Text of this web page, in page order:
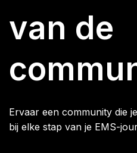
van de
Ervaar een community die
bij elke stap van je EMS-